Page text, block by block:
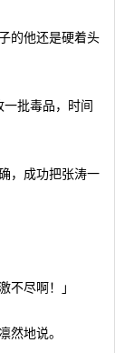
的他还是硬着头
批毒品，时间
，成功把张涛一
尽啊！」
地说。